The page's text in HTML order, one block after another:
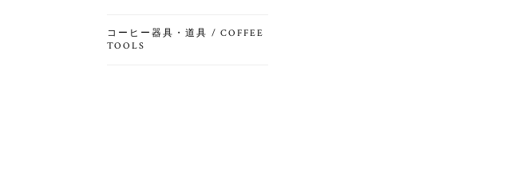
コーヒー器具・道具 / COFFEE
TOOLS